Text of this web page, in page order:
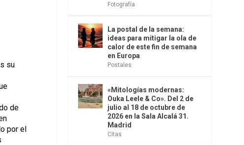
su
de
por el
Fotografía
La postal de la semana:
ideas para mitigar la ola de
calor de este fin de semana
en Europa
Postales
«Mitologías modernas:
Ouka Leele & Co». Del 2 de
julio al 18 de octubre de
2026 en la Sala Alcalá 31.
Madrid
Citas